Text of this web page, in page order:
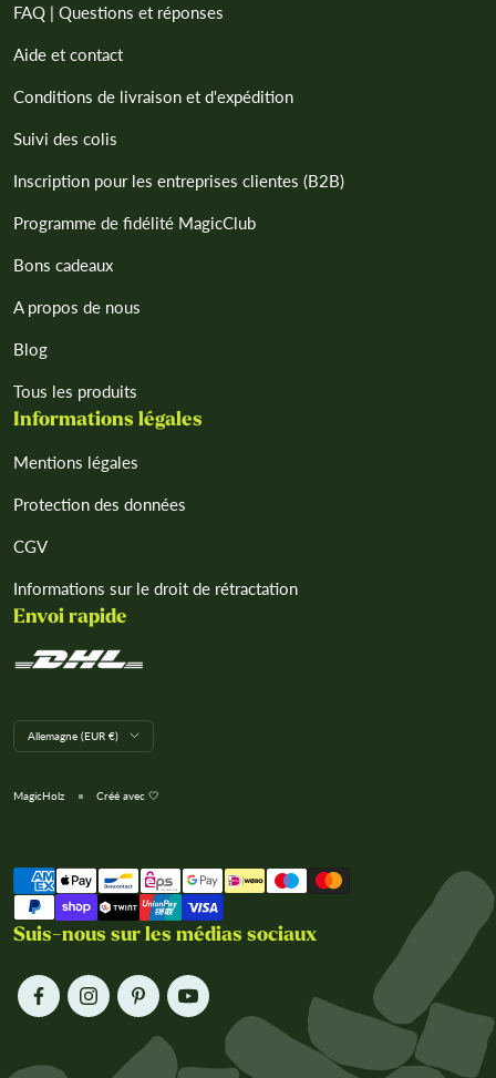
FAQ | Questions et réponses
Aide et contact
Conditions de livraison et d'expédition
Suivi des colis
Inscription pour les entreprises clientes (B2B)
Programme de fidélité MagicClub
Bons cadeaux
A propos de nous
Blog
Tous les produits
Informations légales
Mentions légales
Protection des données
CGV
Informations sur le droit de rétractation
Envoi rapide
L
a
g
n
Allemagne (EUR €)
MagicHolz Créé avec 🤍
Suis-nous sur les médias sociaux